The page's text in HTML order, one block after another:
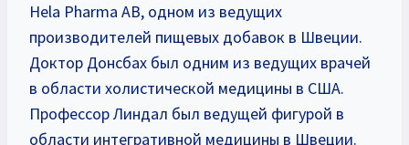
Hela Pharma AB, одном из ведущих
производителей пищевых добавок в Швеции.
Доктор Донсбах был одним из ведущих врачей
в области холистической медицины в США.
Профессор Линдал был ведущей фигурой в
области интегративной медицины в Швеции.